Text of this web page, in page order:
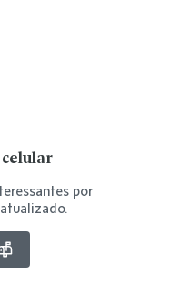
por